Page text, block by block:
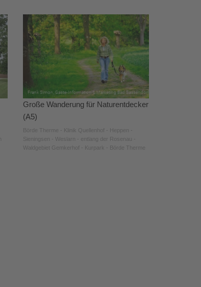
Große Wanderung für Naturentdecker
(A5)
Börde Therme - Klinik Quellenhof - Heppen -
Sieningsen - Weslarn - entlang der Rosenau -
Waldgebiet Gemkerhof - Kurpark - Börde Therme